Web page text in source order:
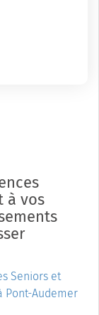
à vos
Seniors et
Pont-Audemer